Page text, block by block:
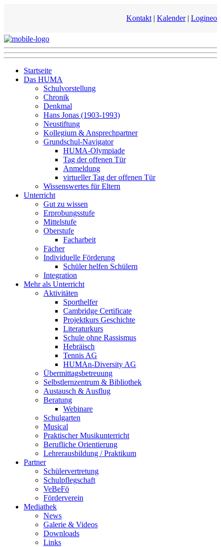
Kontakt | Kalender| Logineo
Startseite
Das HUMA
Schulvorstellung
Chronik
Denkmal
Hans Jonas (1903-1993)
Neustiftung
Kollegium & Ansprechpartner
Grundschul-Navigator
HUMA-Olympiade
Tag der offenen Tür
Anmeldung
virtueller Tag der offenen Tür
Wissenswertes für Eltern
Unterricht
Gut zu wissen
Erprobungsstufe
Mittelstufe
Oberstufe
Facharbeit
Fächer
Individuelle Förderung
Schüler helfen Schülern
Integration
Mehr als Unterricht
Aktivitäten
Sporthelfer
Cambridge Certificate
Projektkurs Geschichte
Literaturkurs
Schule ohne Rassismus
Hebräisch
Tennis AG
HUMAn-Diversity AG
Übermittagsbetreuung
Selbstlernzentrum & Bibliothek
Austausch & Ausflug
Beratung
Webinare
Schulgarten
Musical
Praktischer Musikunterricht
Berufliche Orientierung
Lehrerausbildung / Praktikum
Partner
Schülervertretung
Schulpflegschaft
VeBeFö
Förderverein
Mediathek
News
Galerie & Videos
Downloads
Links